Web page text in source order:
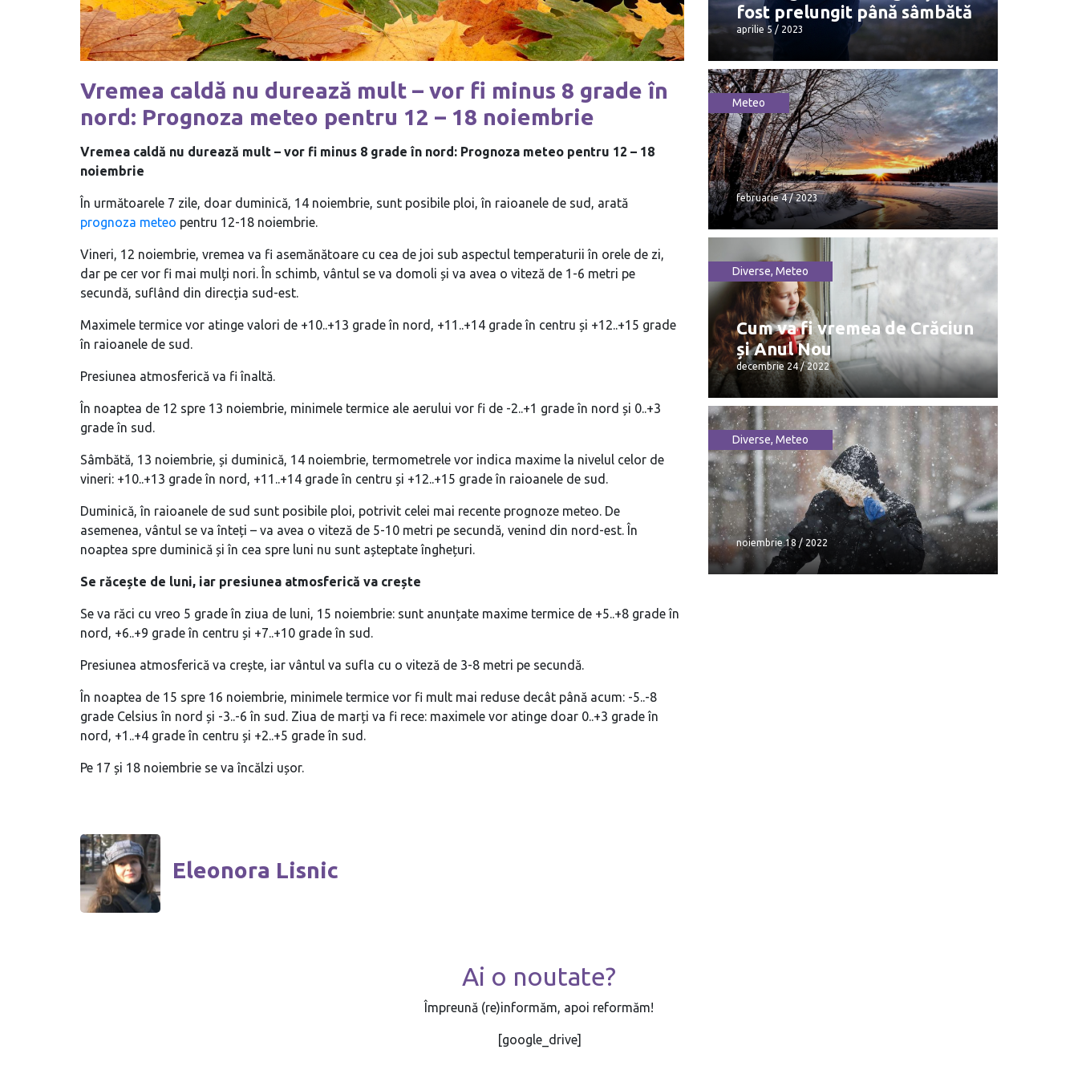
Vremea caldă nu durează mult – vor fi minus 8 grade în
nord: Prognoza meteo pentru 12 – 18 noiembrie
Vremea caldă nu durează mult – vor fi minus 8 grade în nord: Prognoza meteo pentru 12 – 18
noiembrie
În următoarele 7 zile, doar duminică, 14 noiembrie, sunt posibile ploi, în raioanele de sud, arată
prognoza meteo pentru 12-18 noiembrie.
Vineri, 12 noiembrie, vremea va fi asemănătoare cu cea de joi sub aspectul temperaturii în orele de zi,
dar pe cer vor fi mai mulți nori. În schimb, vântul se va domoli și va avea o viteză de 1-6 metri pe
secundă, suflând din direcția sud-est.
Maximele termice vor atinge valori de +10..+13 grade în nord, +11..+14 grade în centru și +12..+15 grade
în raioanele de sud.
Presiunea atmosferică va fi înaltă.
În noaptea de 12 spre 13 noiembrie, minimele termice ale aerului vor fi de -2..+1 grade în nord și 0..+3
grade în sud.
Sâmbătă, 13 noiembrie, și duminică, 14 noiembrie, termometrele vor indica maxime la nivelul celor de
vineri: +10..+13 grade în nord, +11..+14 grade în centru și +12..+15 grade în raioanele de sud.
Duminică, în raioanele de sud sunt posibile ploi, potrivit celei mai recente prognoze meteo. De
asemenea, vântul se va înteți – va avea o viteză de 5-10 metri pe secundă, venind din nord-est. În
noaptea spre duminică și în cea spre luni nu sunt așteptate înghețuri.
Se răcește de luni, iar presiunea atmosferică va crește
Se va răci cu vreo 5 grade în ziua de luni, 15 noiembrie: sunt anunțate maxime termice de +5..+8 grade în
nord, +6..+9 grade în centru și +7..+10 grade în sud.
Presiunea atmosferică va crește, iar vântul va sufla cu o viteză de 3-8 metri pe secundă.
În noaptea de 15 spre 16 noiembrie, minimele termice vor fi mult mai reduse decât până acum: -5..-8
grade Celsius în nord și -3..-6 în sud. Ziua de marți va fi rece: maximele vor atinge doar 0..+3 grade în
nord, +1..+4 grade în centru și +2..+5 grade în sud.
Pe 17 și 18 noiembrie se va încălzi ușor.
fost prelungit până sâmbătă
aprilie 5 / 2023
Codul galben de înghețuri a fost
prelungit până sâmbătă
aprilie 5 / 2023
Meteo
februarie 4 / 2023
februarie 4 / 2023
Diverse, Meteo
Cum va fi vremea de Crăciun
și Anul Nou
decembrie 24 / 2022
Cum va fi vremea de Crăciun și
Anul Nou
decembrie 24 / 2022
Diverse, Meteo
noiembrie 18 / 2022
Eleonora Lisnic
Ai o noutate?
Împreună (re)informăm, apoi reformăm!
[google_drive]